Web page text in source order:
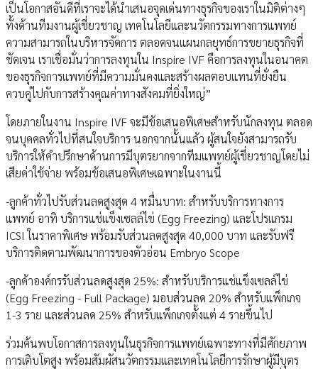
เป็นโอกาสอันดีที่เราจะได้นำเสนอจุดเด่นทางธุรกิจของเราในมิติต่างๆ
ทั้งด้านทีมงานผู้เชี่ยวชาญ เทคโนโลยีและนวัตกรรมทางการแพทย์
ความสามารถในบริหารจัดการ ตลอดจนแผนกลยุทธ์การขยายธุรกิจที่
ชัดเจน เราเชื่อมั่นว่าการลงทุนใน Inspire IVF คือการลงทุนในอนาคต
ของธุรกิจการแพทย์ที่มีความมั่นคงและสร้างผลตอบแทนที่ยั่งยืน
ควบคู่ไปกับการสร้างคุณค่าทางสังคมที่ยิ่งใหญ่”
โดยภายในงาน Inspire IVF จะมีข้อเสนอพิเศษสำหรับนักลงทุน ตลอด
จนบุคคลทั่วไปที่สนใจบริการ นอกจากนั้นแล้ว ผู้สนใจยังสามารถรับ
บริการให้คำปรึกษาด้านการมีบุตรยากจากทีมแพทย์ผู้เชี่ยวชาญโดยไม่
เสียค่าใช้จ่าย พร้อมข้อเสนอพิเศษเฉพาะในงานนี้
-ลูกค้าทั่วไปรับส่วนลดสูงสุด 4 หมื่นบาท: สำหรับบริการทางการ
แพทย์ อาทิ บริการแช่แข็งเซลล์ไข่ (Egg Freezing) และโปรแกรม
ICSI ในราคาพิเศษ พร้อมรับส่วนลดสูงสุด 40,000 บาท และรับฟรี
บริการติดตามพัฒนาการของตัวอ่อน Embryo Scope
-ลูกค้าองค์กรรับส่วนลดสูงสุด 25%: สำหรับบริการแช่แข็งเซลล์ไข่
(Egg Freezing - Full Package) มอบส่วนลด 20% สำหรับแพ็กเกจ
1-3 ราย และส่วนลด 25% สำหรับแพ็กเกจตั้งแต่ 4 รายขึ้นไป
ร่วมค้นพบโอกาสการลงทุนในธุรกิจการแพทย์เฉพาะทางที่มีศักยภาพ
การเติบโตสูง พร้อมสัมผัสนวัตกรรมและเทคโนโลยีการรักษาผู้มีบุตร